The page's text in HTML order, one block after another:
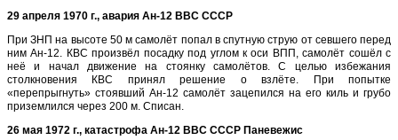
29 апреля 1970 г., авария Ан-12 ВВС СССР
При ЗНП на высоте 50 м самолёт попал в спутную струю от севшего перед
ним Ан-12. КВС произвёл посадку под углом к оси ВПП, самолёт сошёл с
неё и начал движение на стоянку самолётов. С целью избежания
столкновения КВС принял решение о взлёте. При попытке
«перепрыгнуть» стоявший Ан-12 самолёт зацепился на его киль и грубо
приземлился через 200 м. Списан.
26 мая 1972 г., катастрофа Ан-12 ВВС СССР Паневежис